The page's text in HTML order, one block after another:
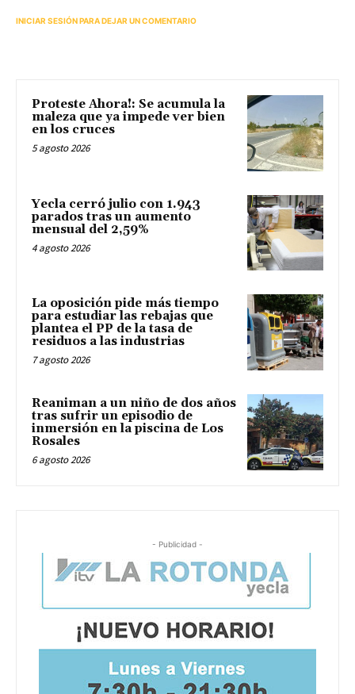
INICIAR SESIÓN PARA DEJAR UN COMENTARIO
Proteste Ahora!: Se acumula la
maleza que ya impede ver bien
en los cruces
5 agosto 2026
Yecla cerró julio con 1.943
parados tras un aumento
mensual del 2,59%
4 agosto 2026
La oposición pide más tiempo
para estudiar las rebajas que
plantea el PP de la tasa de
residuos a las industrias
7 agosto 2026
Reaniman a un niño de dos años
tras sufrir un episodio de
inmersión en la piscina de Los
Rosales
6 agosto 2026
- Publicidad -